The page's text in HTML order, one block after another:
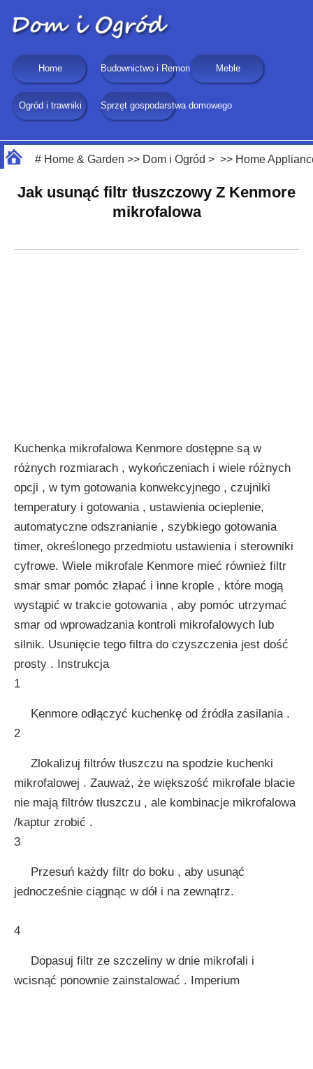
Home Budownictwo i Remonty Meble
Ogród i trawniki Sprzęt gospodarstwa domowego
# Home & Garden >> Dom i Ogród > >> Home
Jak usunąć filtr tłuszczowy Z Kenmore
mikrofalowa
Kuchenka mikrofalowa Kenmore dostępne są w
różnych rozmiarach , wykończeniach i wiele różnych
opcji , w tym gotowania konwekcyjnego , czujniki
temperatury i gotowania , ustawienia ocieplenie,
automatyczne odszranianie , szybkiego gotowania
timer, określonego przedmiotu ustawienia i sterowniki
cyfrowe. Wiele mikrofale Kenmore mieć również filtr
smar smar pomóc złapać i inne krople , które mogą
wystąpić w trakcie gotowania , aby pomóc utrzymać
smar od wprowadzania kontroli mikrofalowych lub
silnik. Usunięcie tego filtra do czyszczenia jest dość
prosty . Instrukcja
1
Kenmore odłączyć kuchenkę od źródła zasilania .
2
Zlokalizuj filtrów tłuszczu na spodzie kuchenki
mikrofalowej . Zauważ, że większość mikrofale blacie
nie mają filtrów tłuszczu , ale kombinacje mikrofalowa
/kaptur zrobić .
3
Przesuń każdy filtr do boku , aby usunąć
jednocześnie ciągnąc w dół i na zewnątrz.
4
Dopasuj filtr ze szczeliny w dnie mikrofali i
wcisnąć ponownie zainstalować . Imperium